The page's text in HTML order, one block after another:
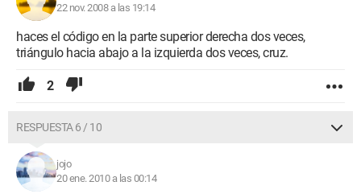
22 nov. 2008 a las 19:14
haces el código en la parte superior derecha dos veces,
triángulo hacia abajo a la izquierda dos veces, cruz.
2
RESPUESTA 6 / 10
jojo
20 ene. 2010 a las 00:14